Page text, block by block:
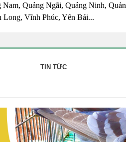
Nam, Quảng Ngãi, Quảng Ninh,
Long, Vĩnh Phúc, Yên Bái...
TIN TỨC